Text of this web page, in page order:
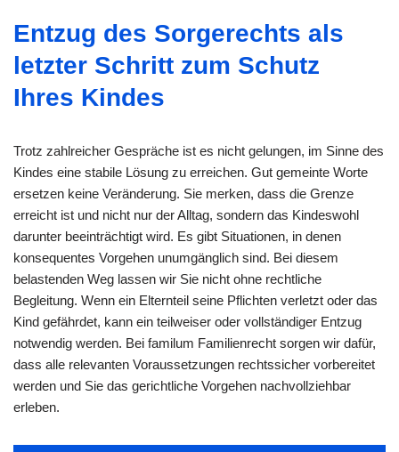
Entzug des Sorgerechts als
letzter Schritt zum Schutz
Ihres Kindes
Trotz zahlreicher Gespräche ist es nicht gelungen, im Sinne des
Kindes eine stabile Lösung zu erreichen. Gut gemeinte Worte
ersetzen keine Veränderung. Sie merken, dass die Grenze
erreicht ist und nicht nur der Alltag, sondern das Kindeswohl
darunter beeinträchtigt wird. Es gibt Situationen, in denen
konsequentes Vorgehen unumgänglich sind. Bei diesem
belastenden Weg lassen wir Sie nicht ohne rechtliche
Begleitung. Wenn ein Elternteil seine Pflichten verletzt oder das
Kind gefährdet, kann ein teilweiser oder vollständiger Entzug
notwendig werden. Bei familum Familienrecht sorgen wir dafür,
dass alle relevanten Voraussetzungen rechtssicher vorbereitet
werden und Sie das gerichtliche Vorgehen nachvollziehbar
erleben.